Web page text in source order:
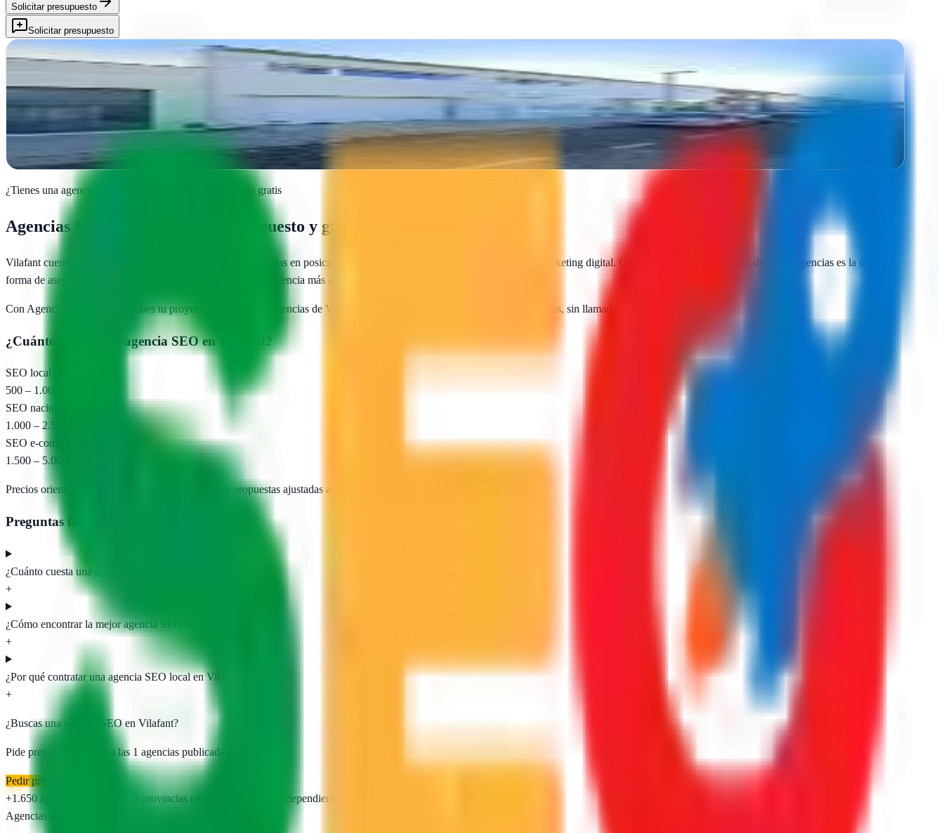
Solicitar presupuesto
Solicitar presupuesto
Alterego Web
Vilafant, Girona
Transformamos tu negocio online en Vilafant. Estrategia integral de marketing en internet y soluciones de comercio electrónico para crecer en la red
Ver ficha completa
¿Tienes una agencia SEO en Añade tu agencia gratis
Agencias SEO en — Presupuesto y guía de contratación
Vilafant cuenta con
especializadas en posicionamiento web local, SEO para e-commerce y marketing digital. Comparar presupuestos reales de varias agencias es la única
forma de asegurarte de que pagas un precio justo y eliges la agencia más adecuada para tu proyecto.
Con AgenciasSEO.com describes tu proyecto una vez y las agencias de Vilafant te envían sus propuestas directamente. Gratis, sin llamadas, sin compromiso.
¿Cuánto cuesta una agencia SEO en ?
SEO local (pyme)
500 – 1.000 €/mes
SEO nacional
1.000 – 2.500 €/mes
SEO e-commerce
1.500 – 5.000 €/mes
Precios orientativos. Pide presupuesto para obtener propuestas ajustadas a tu proyecto.
Preguntas frecuentes
¿Cuánto cuesta una agencia SEO en Vilafant?
+
¿Cómo encontrar la mejor agencia SEO en Vilafant?
+
¿Por qué contratar una agencia SEO local en Vilafant?
+
¿Buscas una agencia SEO en Vilafant?
Pide presupuesto gratis a las 1 agencias publicadas. Sin registro.
Pedir presupuesto gratis
+1.650 agencias publicadas provincias cubiertas Directorio independiente
AgenciasSEO